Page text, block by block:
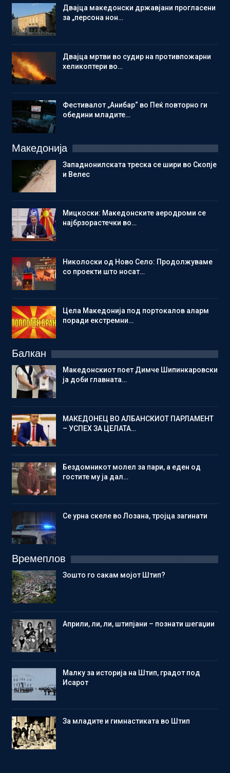
Двајца македонски државјани прогласени
за „персона нон…
Двајца мртви во судир на противпожарни
хеликоптери во…
Фестивалот „Анибар“ во Пеќ повторно ги
обедини младите…
Македонија
Западнонилската треска се шири во Скопје
и Велес
Мицкоски: Македонските аеродроми се
најбрзорастечки во…
Николоски од Ново Село: Продолжуваме
со проекти што носат…
Цела Македонија под портокалов аларм
поради екстремни…
Балкан
Македонскиот поет Димче Шипинкаровски
ја доби главната…
МАКЕДОНЕЦ ВО АЛБАНСКИОТ ПАРЛАМЕНТ
– УСПЕХ ЗА ЦЕЛАТА…
Бездомникот молел за пари, а еден од
гостите му ја дал…
Се урна скеле во Лозана, тројца загинати
Времеплов
Зошто го сакам мојот Штип?
Aприли, ли, ли, штипјани – познати шегаџии
Малку за историја на Штип, градот под
Исарот
Зa младите и гимнастиката во Штип